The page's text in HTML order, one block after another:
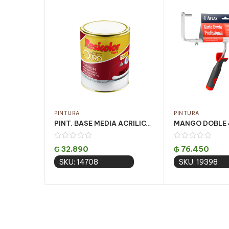
PINTURA
PINT. BASE MEDIA ACRILICA OURO FOSCO 810ML
₲ 32.890
SKU: 14708
Add to cart
PINTURA
₲ 76.450
SKU: 19398
Add